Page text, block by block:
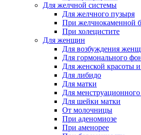
Для желчной системы
Для желчного пузыря
При желчнокаменной
При холецистите
Для женщин
Для возбуждения
Для гормонального
Для женской красоты и
Для либидо
Для матки
Для
Для шейки матки
От молочницы
При аденомиозе
При аменорее